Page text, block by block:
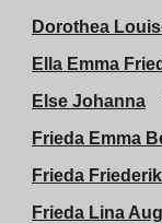
Dorothea
Ella Emma
Else Johanna
Frieda Emma
Frieda
Frieda Lina